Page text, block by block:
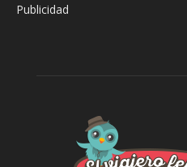
Publicidad